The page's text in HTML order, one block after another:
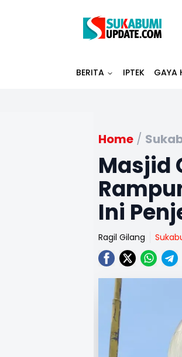
BERITA IPTEK GAYA
Home /
Masjid
Ini
Ragil Gilang